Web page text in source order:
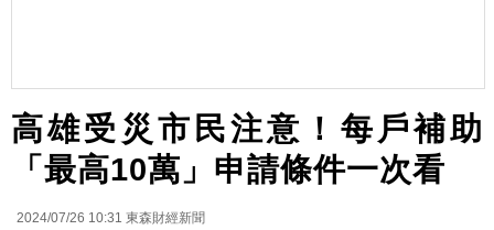
高雄受災市民注意！每戶補助
「最高10萬」申請條件一次看
2024/07/26 10:31 東森財經新聞